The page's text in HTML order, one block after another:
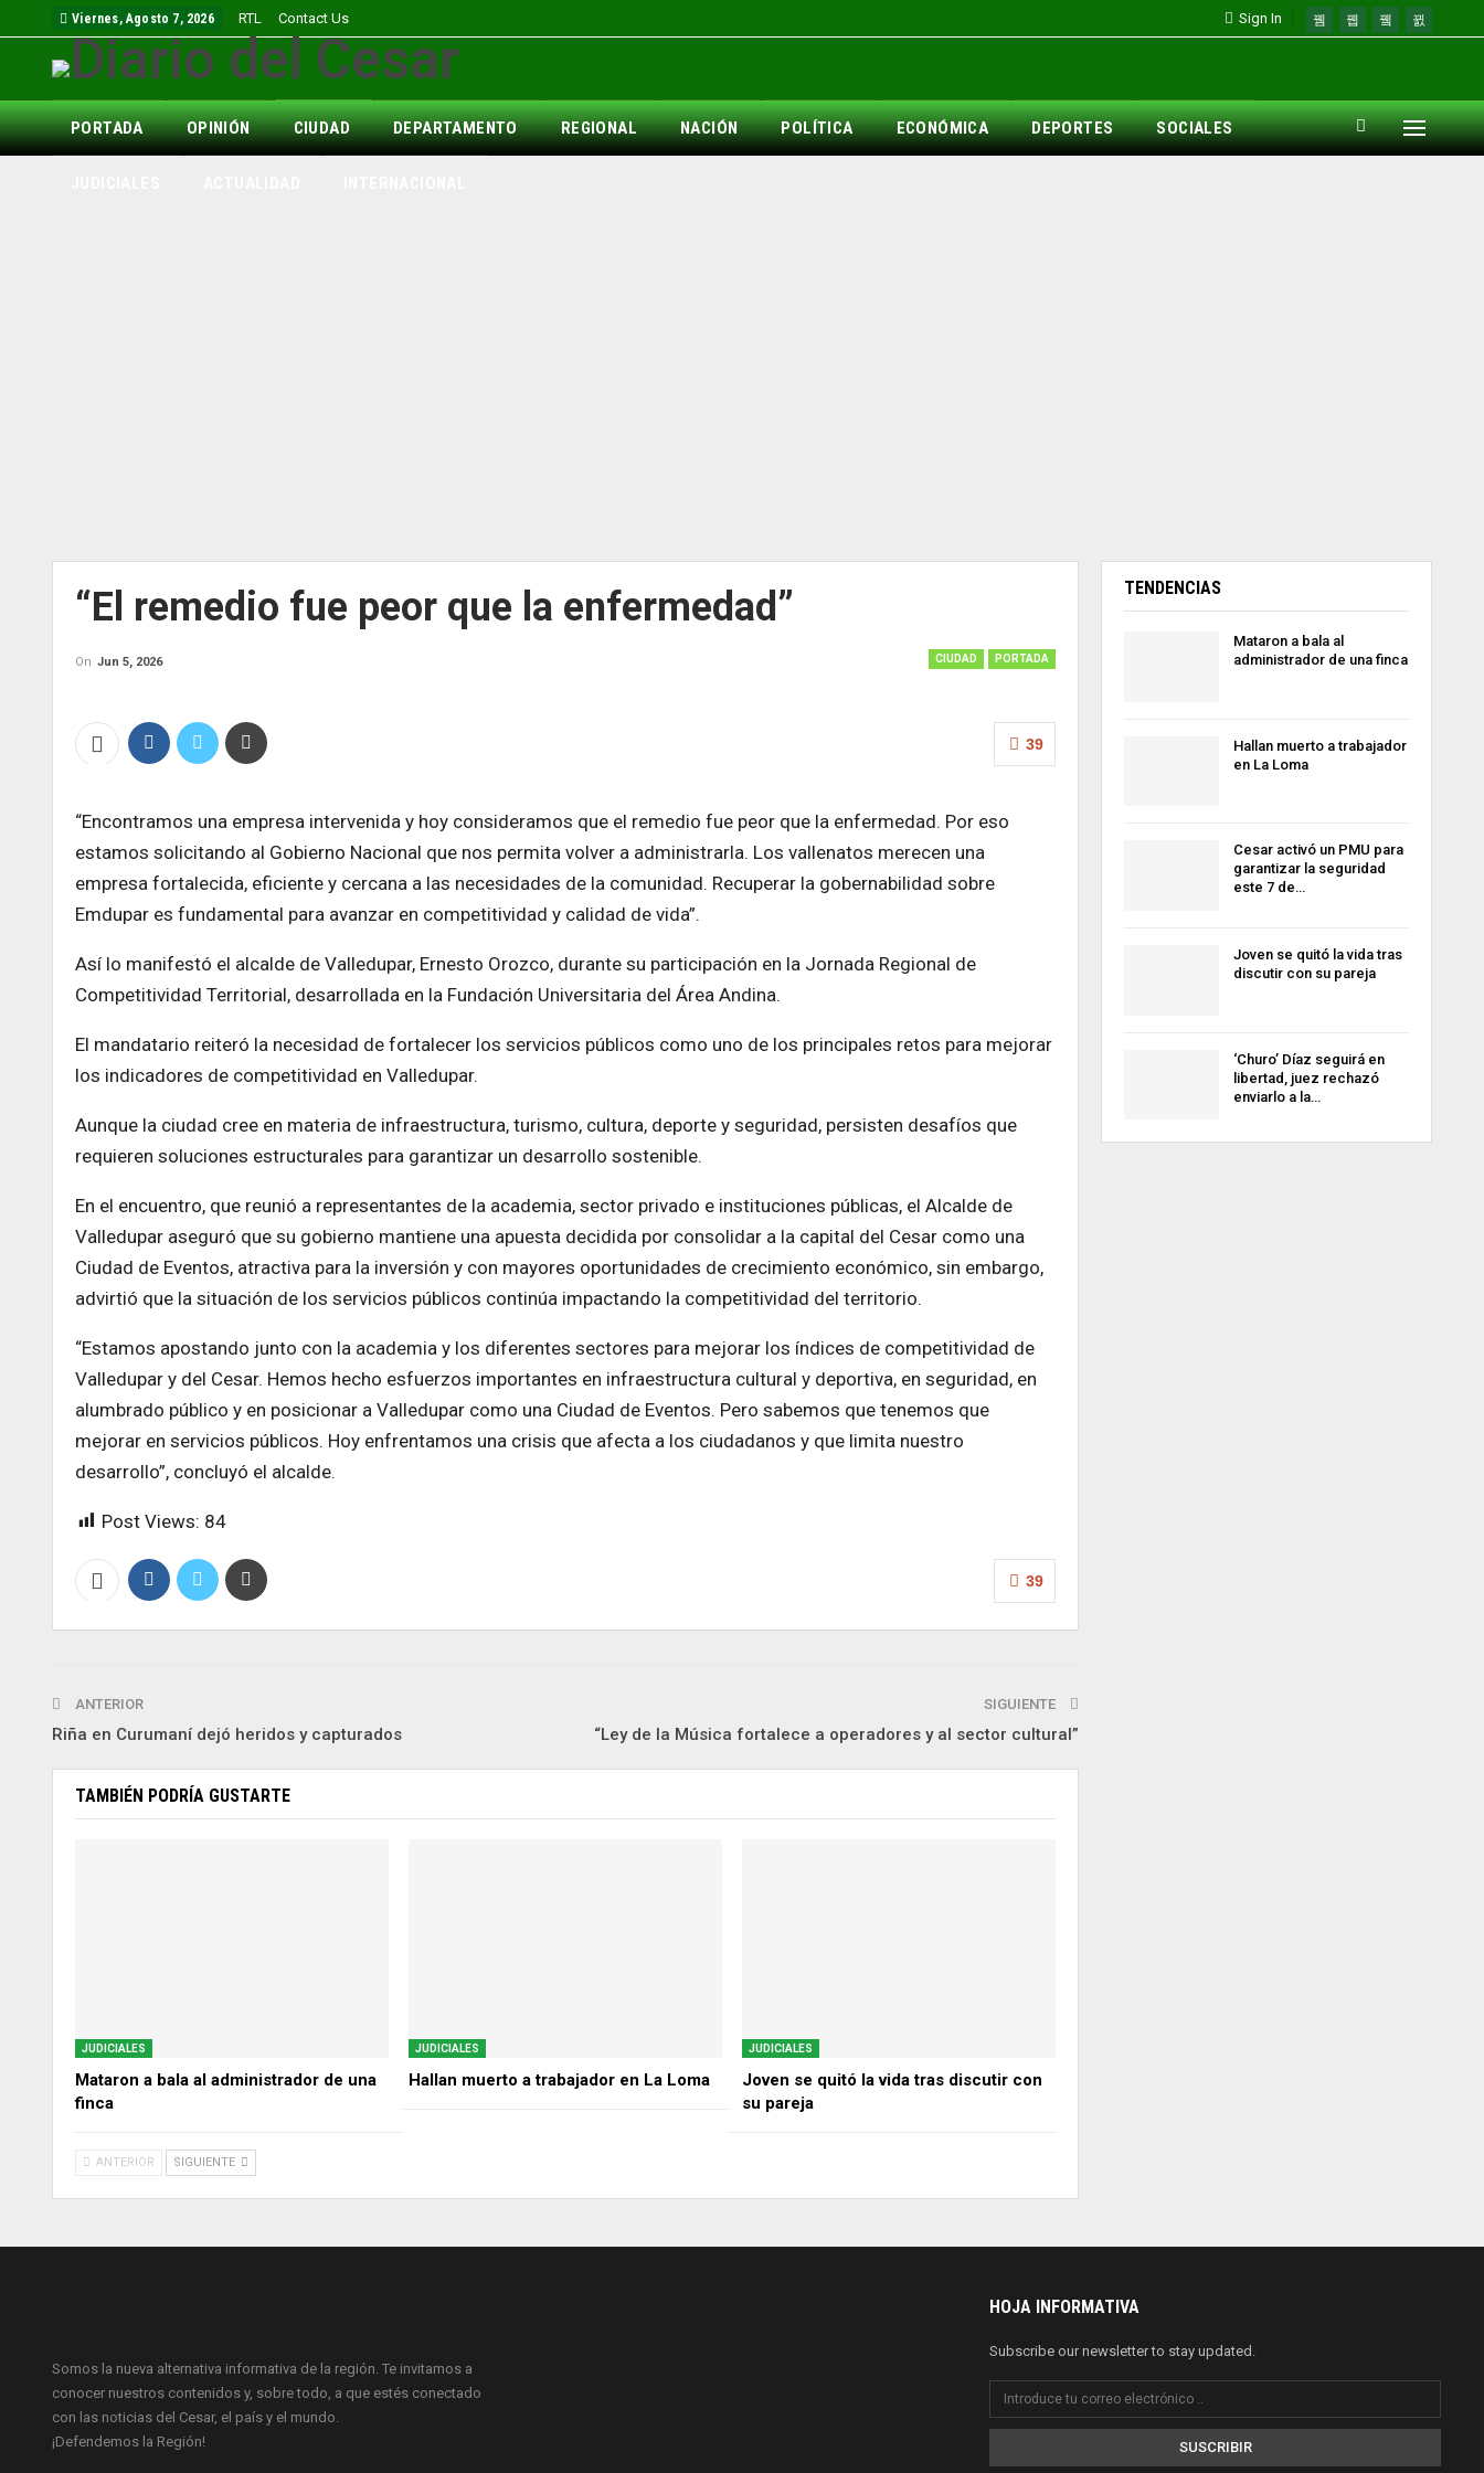
Sign In
Viernes, Agosto 7, 2026 RTL Contact Us
PORTADA OPINIÓN CIUDAD DEPARTAMENTO REGIONAL NACIÓN POLÍTICA ECONÓMICA DEPORTES SOCIALES
“El remedio fue peor que la enfermedad”
CIUDAD PORTADA
On Jun 5, 2026
39
“Encontramos una empresa intervenida y hoy consideramos que el remedio fue peor que la enfermedad. Por eso
estamos solicitando al Gobierno Nacional que nos permita volver a administrarla. Los vallenatos merecen una
empresa fortalecida, eficiente y cercana a las necesidades de la comunidad. Recuperar la gobernabilidad sobre
Emdupar es fundamental para avanzar en competitividad y calidad de vida”.
Así lo manifestó el alcalde de Valledupar, Ernesto Orozco, durante su participación en la Jornada Regional de
Competitividad Territorial, desarrollada en la Fundación Universitaria del Área Andina.
El mandatario reiteró la necesidad de fortalecer los servicios públicos como uno de los principales retos para mejorar
los indicadores de competitividad en Valledupar.
Aunque la ciudad cree en materia de infraestructura, turismo, cultura, deporte y seguridad, persisten desafíos que
requieren soluciones estructurales para garantizar un desarrollo sostenible.
En el encuentro, que reunió a representantes de la academia, sector privado e instituciones públicas, el Alcalde de
Valledupar aseguró que su gobierno mantiene una apuesta decidida por consolidar a la capital del Cesar como una
Ciudad de Eventos, atractiva para la inversión y con mayores oportunidades de crecimiento económico, sin embargo,
advirtió que la situación de los servicios públicos continúa impactando la competitividad del territorio.
“Estamos apostando junto con la academia y los diferentes sectores para mejorar los índices de competitividad de
Valledupar y del Cesar. Hemos hecho esfuerzos importantes en infraestructura cultural y deportiva, en seguridad, en
alumbrado público y en posicionar a Valledupar como una Ciudad de Eventos. Pero sabemos que tenemos que
mejorar en servicios públicos. Hoy enfrentamos una crisis que afecta a los ciudadanos y que limita nuestro
desarrollo”, concluyó el alcalde.
Post Views: 84
39
ANTERIOR
Riña en Curumaní dejó heridos y capturados
SIGUIENTE
“Ley de la Música fortalece a operadores y al sector cultural”
TAMBIÉN PODRÍA GUSTARTE
JUDICIALES
Mataron a bala al administrador de una
finca
JUDICIALES
Hallan muerto a trabajador en La Loma
JUDICIALES
Joven se quitó la vida tras discutir con
su pareja
ANTERIOR SIGUIENTE
TENDENCIAS
Mataron a bala al
administrador de una finca
Hallan muerto a trabajador
en La Loma
Cesar activó un PMU para
garantizar la seguridad
este 7 de…
Joven se quitó la vida tras
discutir con su pareja
‘Churo’ Díaz seguirá en
libertad, juez rechazó
enviarlo a la…
Somos la nueva alternativa informativa de la región. Te invitamos a
conocer nuestros contenidos y, sobre todo, a que estés conectado
con las noticias del Cesar, el país y el mundo.
¡Defendemos la Región!
HOJA INFORMATIVA
Subscribe our newsletter to stay updated.
SUSCRIBIR